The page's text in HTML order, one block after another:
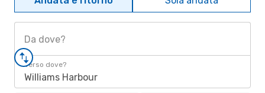
Da dove?
Verso dove?
Williams Harbour